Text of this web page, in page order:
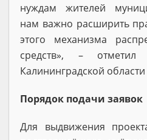
нуждам жителей
нам важно расширить
этого механизма
средств», – отметил
Калининградской
Порядок подачи заявок
Для выдвижения